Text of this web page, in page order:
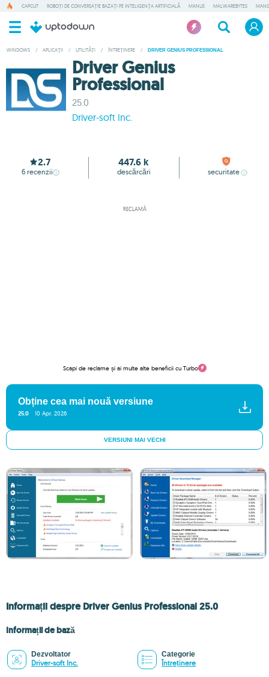
CAPCUT ROBOȚI DE CONVERSAȚIE BAZAȚI PE INTELIGENȚA ARTIFICIALĂ MANUS MALWAREBYTES
WINDOWS / APLICAȚII / UTILITĂȚI / ÎNTREȚINERE / DRIVER GENIUS PROFESSIONAL
Driver Genius
Professional
25.0
Driver-soft Inc.
2.7
6 recenzii
447.6 k
descărcări securitate
RECLAMĂ
Scapi de reclame și ai multe alte beneficii cu Turbo
Obține cea mai nouă versiune
25.0 10 Apr. 2026
VERSIUNI MAI VECHI
Informații despre Driver Genius Professional 25.0
Informații de bază
Dezvoltator
Driver-soft Inc.
Categorie
Întreținere